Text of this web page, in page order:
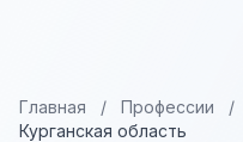
Главная / Профессии /
Курганская область